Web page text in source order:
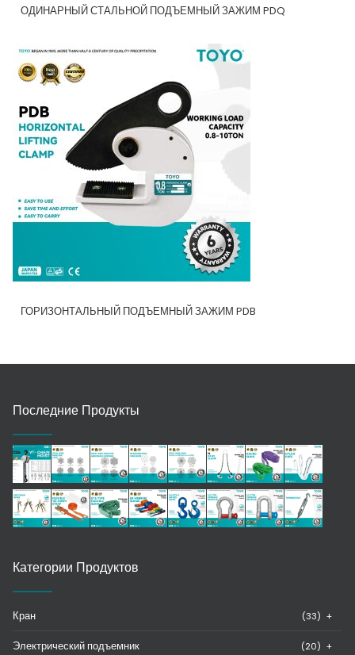
ОДИНАРНЫЙ СТАЛЬНОЙ ПОДЪЕМНЫЙ ЗАЖИМ PDQ
ГОРИЗОНТАЛЬНЫЙ ПОДЪЕМНЫЙ ЗАЖИМ PDB
Последние Продукты
Категории Продуктов
Кран (33) +
Электрический подъемник (20) +